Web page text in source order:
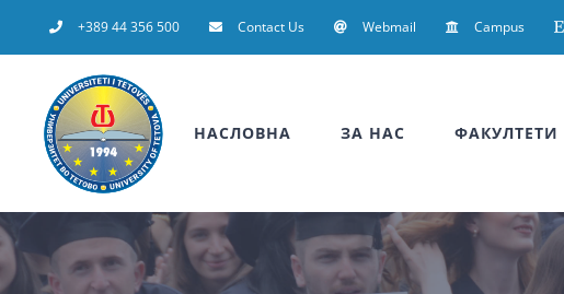
to
+389 44 356 500 Contact Us Webmail Campus
НАСЛОВНА ЗА НАС ФАКУЛТЕТИ